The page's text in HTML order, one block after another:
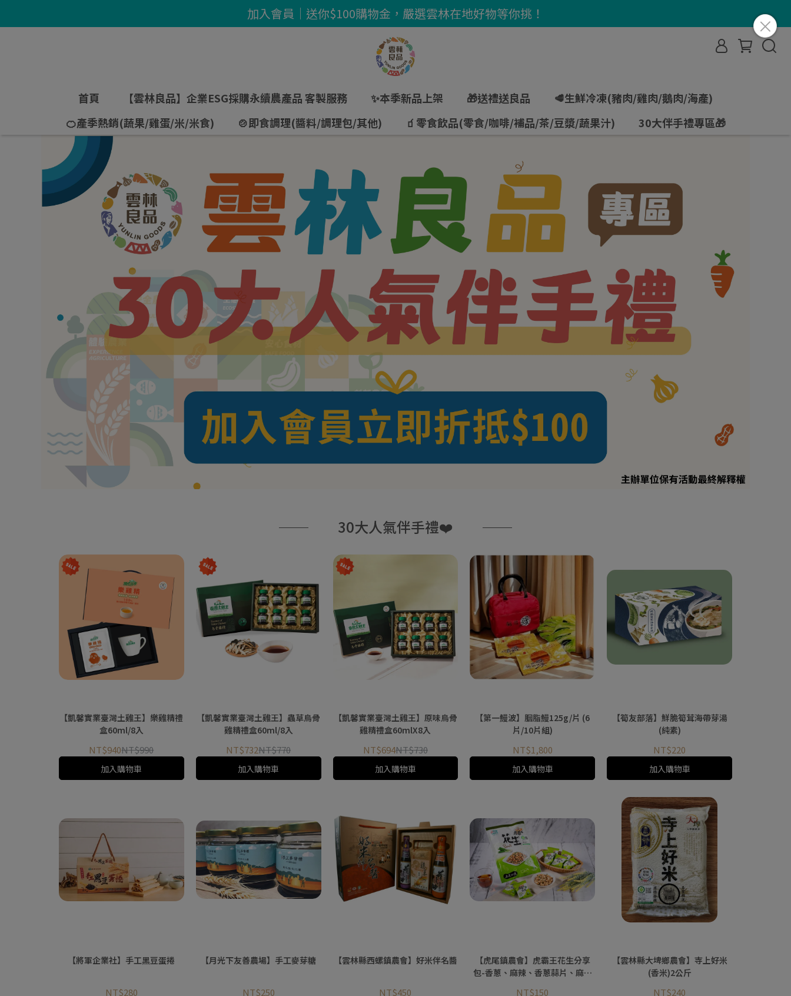
加入會員｜送你$100購物金，嚴選雲林在地好物等你挑！
首頁 【雲林良品】企業ESG採購永續農產品 客製服務 ✨本季新品上架 🎁送禮送良品
🥩生鮮冷凍(豬肉/雞肉/鵝肉/海產)
🍊產季熱銷(蔬果/雞蛋/米/米食)
🍲即食調理(醬料/調理包/其他) 🧃零食飲品(零食/咖啡/補品/茶/豆漿/蔬果汁) 30大伴手禮專區🎁
30大人氣伴手禮❤️
【凱馨實業臺灣土雞王】樂雞精禮
盒60ml/8入
NT$940NT$990
加入購物車
【凱馨實業臺灣土雞王】蟲草烏骨
雞精禮盒60ml/8入
NT$732NT$770
加入購物車
【凱馨實業臺灣土雞王】原味烏骨
雞精禮盒60mlX8入
NT$694NT$730
加入購物車
【第一鰻波】胭脂鰻125g/片 (6
片/10片組)
NT$1,800
加入購物車
【筍友部落】鮮脆筍茸海帶芽湯
(純素)
NT$220
加入購物車
【將軍企業社】手工黑豆蛋捲
NT$280
【月光下友善農場】手工麥芽糖
NT$250
【雲林縣西螺鎮農會】好米伴名醬
NT$450
【虎尾鎮農會】虎霸王花生分享
包-香蔥、麻辣、香蔥蒜片、麻辣
NT$150
【雲林縣大埤鄉農會】寺上好米
(香米)2公斤
NT$240